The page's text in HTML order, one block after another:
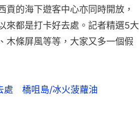
的海下遊客中心亦同時開放，
來都是打卡好去處。記者精選5大
木條屏風等等，大家又多一個假
處 橋咀島/冰火菠蘿油